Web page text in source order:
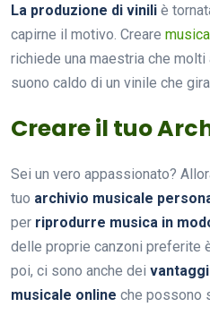
La produzione di vinili è
capirne il motivo. Creare
richiede una maestria che molti
suono caldo di un vinile che
Creare il tuo
Sei un vero appassionato?
tuo archivio musicale
per riprodurre musica in
delle proprie canzoni preferite
poi, ci sono anche dei
musicale online che possono